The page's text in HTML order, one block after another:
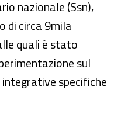
nazionale (Ssn),
di circa 9mila
quali è stato
sul
specifiche